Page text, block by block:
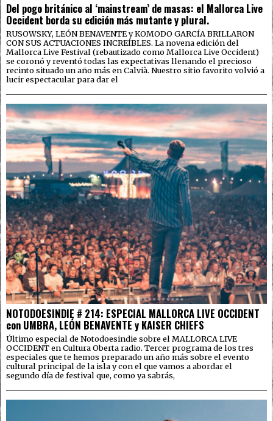
Del pogo británico al ‘mainstream’ de masas: el Mallorca Live
Occident borda su edición más mutante y plural.
RUSOWSKY, LEÓN BENAVENTE y KOMODO GARCÍA BRILLARON
CON SUS ACTUACIONES INCREÍBLES. La novena edición del
Mallorca Live Festival (rebautizado como Mallorca Live Occident)
se coronó y reventó todas las expectativas llenando el precioso
recinto situado un año más en Calvià. Nuestro sitio favorito volvió a
lucir espectacular para dar el
NOTODOESINDIE # 214: ESPECIAL MALLORCA LIVE OCCIDENT
con UMBRA, LEÓN BENAVENTE y KAISER CHIEFS
Último especial de Notodoesindie sobre el MALLORCA LIVE
OCCIDENT en Cultura Oberta radio. Tercer programa de los tres
especiales que te hemos preparado un año más sobre el evento
cultural principal de la isla y con el que vamos a abordar el
segundo día de festival que, como ya sabrás,